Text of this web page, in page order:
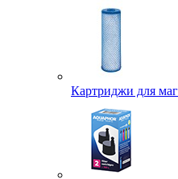
Картриджи для